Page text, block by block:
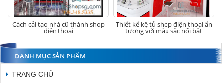
Cách cải tạo nhà cũ thành shop
điện thoại
Thiết kế kệ tủ shop điện thoại ấn
tượng với màu sắc nổi bật
DANH MỤC SẢN PHẨM
TRANG CHỦ